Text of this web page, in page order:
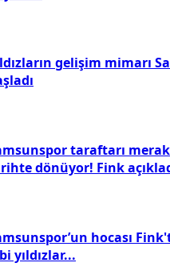
gelişim mimarı
taraftarı
dönüyor! Fink
hocası
yıldızlar...